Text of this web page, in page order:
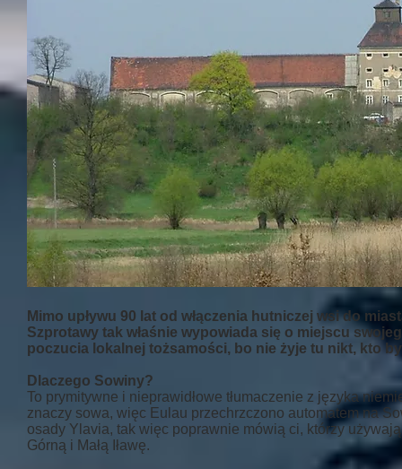
Mimo upływu 90 lat od włączenia hutniczej wsi do
Szprotawy tak właśnie wypowiada się o miejscu
poczucia lokalnej tożsamości, bo nie żyje tu nikt, kto
Dlaczego Sowiny?
To prymitywne i nieprawidłowe tłumaczenie z języka
znaczy sowa, więc Eulau przechrzczono automatem na
osady Ylavia, tak więc poprawnie mówią ci, którzy
Górną i Małą Iławę.